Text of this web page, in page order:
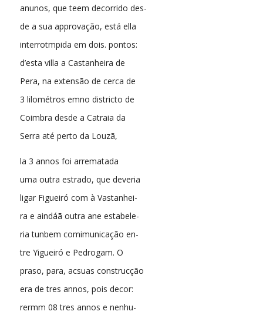
anunos, que teem decorrido des-
de a sua approvação, está ella
interrotmpida em dois. pontos:
d’esta villa a Castanheira de
Pera, na extensão de cerca de
3 lilométros emno districto de
Coimbra desde a Catraia da
Serra até perto da Louzã,
la 3 annos foi arrematada
uma outra estrado, que deveria
ligar Figueiró com à Vastanhei-
ra e aindáã outra ane estabele-
ria tunbem comimunicação en-
tre Yigueiró e Pedrogam. O
praso, para, acsuas construcção
era de tres annos, pois decor:
rermm 08 tres annos e nenhu-